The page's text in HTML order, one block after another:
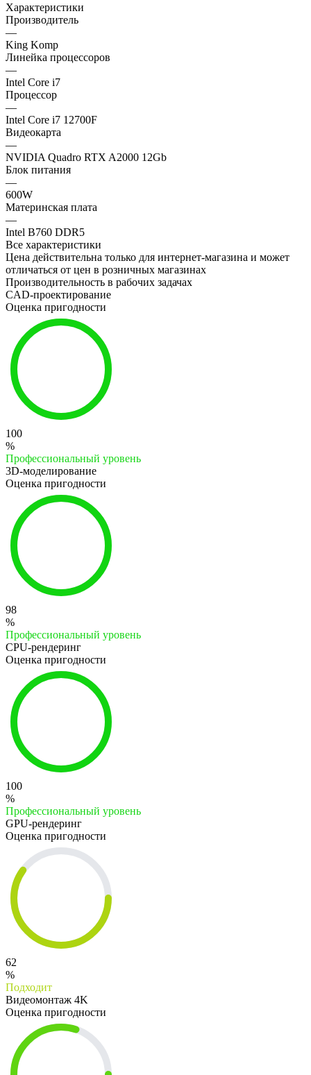
Характеристики
Производитель
—
King Komp
Линейка процессоров
—
Intel Core i7
Процессор
—
Intel Core i7 12700F
Видеокарта
—
NVIDIA Quadro RTX A2000 12Gb
Блок питания
—
600W
Материнская плата
—
Intel B760 DDR5
Все характеристики
Цена действительна только для интернет-магазина и может
отличаться от цен в розничных магазинах
Производительность в рабочих задачах
CAD-проектирование
Оценка пригодности
100
%
Профессиональный уровень
3D-моделирование
Оценка пригодности
98
%
Профессиональный уровень
CPU-рендеринг
Оценка пригодности
100
%
Профессиональный уровень
GPU-рендеринг
Оценка пригодности
62
%
Подходит
Видеомонтаж 4K
Оценка пригодности